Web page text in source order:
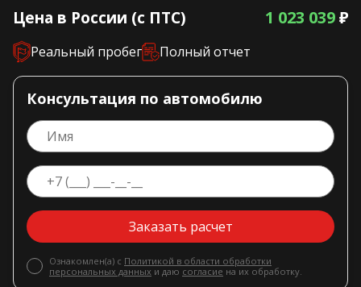
Цена в России (с ПТС)
1 023 039₽
Реальный пробег Полный отчет
Консультация по автомобилю
Заказать расчет
Ознакомлен(а) с Политикой в области обработки
персональных данных и даю согласие на их обработку.